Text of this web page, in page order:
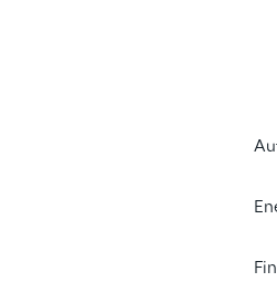
Reply
ein auf OPN
direkten undsicheren